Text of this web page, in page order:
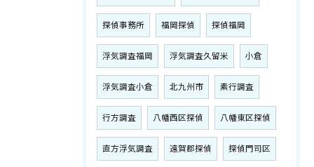
探偵事務所 福岡探偵 探偵福岡
浮気調査福岡 浮気調査久留米 小倉
浮気調査小倉 北九州市 素行調査
行方調査 八幡西区探偵 八幡東区探偵
直方浮気調査 遠賀郡探偵 探偵門司区